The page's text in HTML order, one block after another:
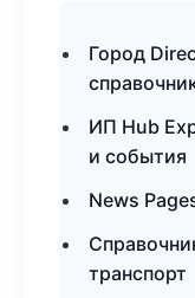
Город
ИП Hub
и события
News
транспорт